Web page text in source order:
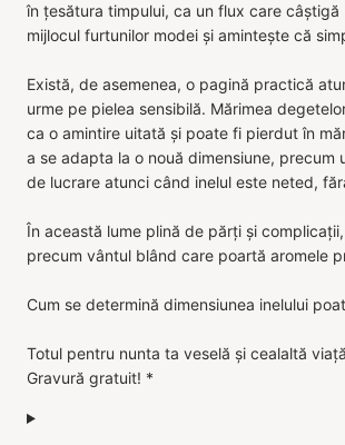
în țesătura timpului, ca un flux care
mijlocul furtunilor modei și amintește că
Există, de asemenea, o pagină practică
urme pe pielea sensibilă. Mărimea
ca o amintire uitată și poate fi pierdut în
a se adapta la o nouă dimensiune,
de lucrare atunci când inelul este neted,
În această lume plină de părți și
precum vântul blând care poartă aromele
Cum se determină dimensiunea inelului
Totul pentru nunta ta veselă și cealaltă
Gravură gratuit! *